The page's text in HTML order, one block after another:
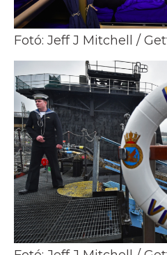
Fotó: Jeff J Mitchell /